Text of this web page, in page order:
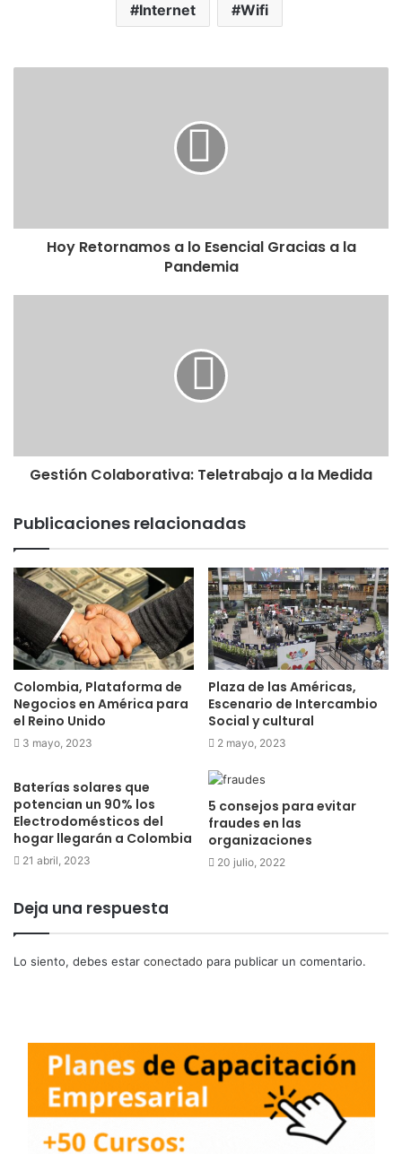
Internet Wifi
Hoy Retornamos a lo Esencial Gracias a la
Pandemia
Gestión Colaborativa: Teletrabajo a la Medida
Publicaciones relacionadas
Colombia, Plataforma de
Negocios en América para
el Reino Unido
3 mayo, 2023
Plaza de las Américas,
Escenario de Intercambio
Social y cultural
2 mayo, 2023
Baterías solares que
potencian un 90% los
Electrodomésticos del
hogar llegarán a Colombia
21 abril, 2023
5 consejos para evitar
fraudes en las
organizaciones
20 julio, 2022
Deja una respuesta
Lo siento, debes estar conectado para publicar un comentario.